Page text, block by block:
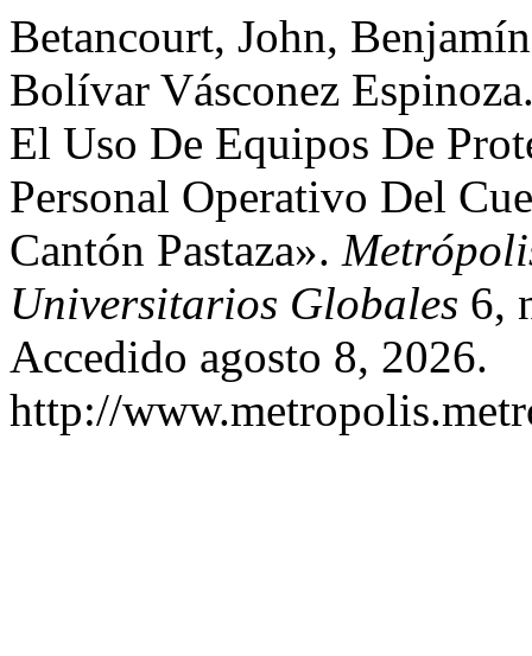
Betancourt, John,
Bolívar Vásconez
El Uso De Equipos De
Personal Operativo Del
Cantón Pastaza».
Universitarios Globales 6,
Accedido agosto 8, 2026.
http://